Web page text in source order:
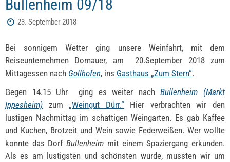
Bullenheim 09/18
23. September 2018
Bei sonnigem Wetter ging unsere Weinfahrt, mit dem
Reiseunternehmen Dornauer, am 20.September 2018 zum
Mittagessen nach Gollhofen, ins Gasthaus „Zum Stern“.
Gegen 14.15 Uhr ging es weiter nachBullenheim (Markt
Ippesheim) zum „Weingut Dürr.“Hier verbrachten wir den
lustigen Nachmittag im schattigen Weingarten. Es gab Kaffee
und Kuchen, Brotzeit und Wein sowie Federweißen. Wer wollte
konnte das DorfBullenheim mit einem Spaziergang erkunden.
Als es am lustigsten und schönsten wurde, mussten wir um